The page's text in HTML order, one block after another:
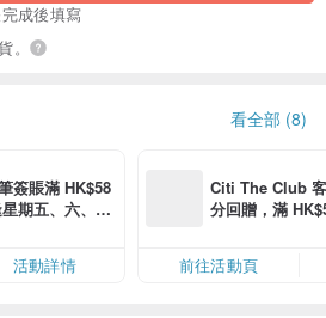
完成後填寫
。
看全部 (8)
簽賬滿 HK$58
期五、六、日
活動詳情
Citi The Club
分回贈，滿
前往活動頁